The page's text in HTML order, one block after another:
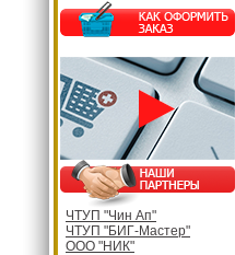
ЧТУП "Чин Ап"
ЧТУП "БИГ-Мастер"
ООО "НИК"